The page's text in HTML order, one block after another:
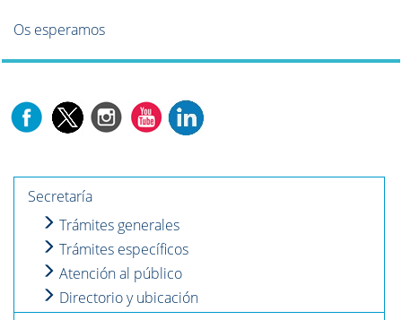
Os esperamos
Secretaría
Trámites generales
Trámites específicos
Atención al público
Directorio y ubicación